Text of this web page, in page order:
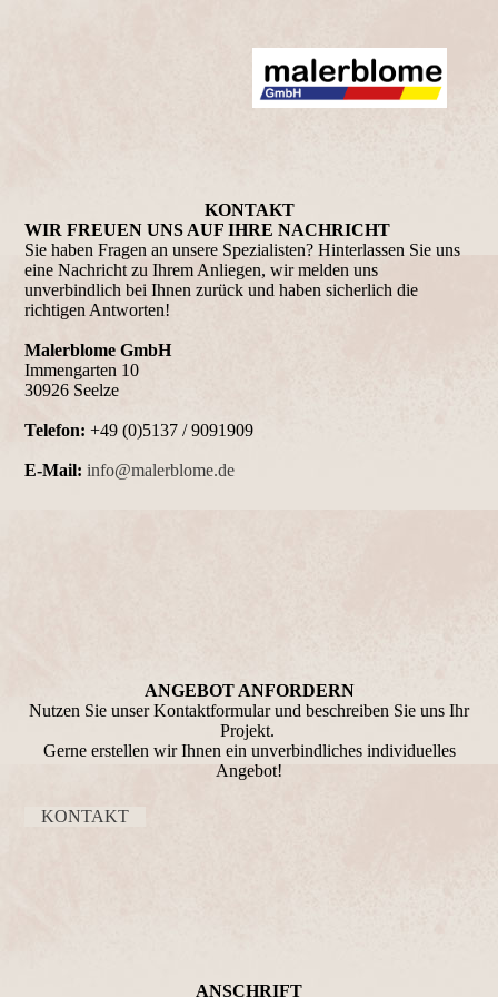
KONTAKT
WIR FREUEN UNS AUF IHRE NACHRICHT
Sie haben Fragen an unsere Spezialisten? Hinterlassen Sie uns
eine Nachricht zu Ihrem Anliegen, wir melden uns
unverbindlich bei Ihnen zurück und haben sicherlich die
richtigen Antworten!
Malerblome GmbH
Immengarten 10
30926 Seelze
Telefon:+49 (0)5137 / 9091909
E-Mail: info@malerblome.de
ANGEBOT ANFORDERN
Nutzen Sie unser Kontaktformular und beschreiben Sie uns Ihr
Projekt.
Gerne erstellen wir Ihnen ein unverbindliches individuelles
Angebot!
KONTAKT
ANSCHRIFT